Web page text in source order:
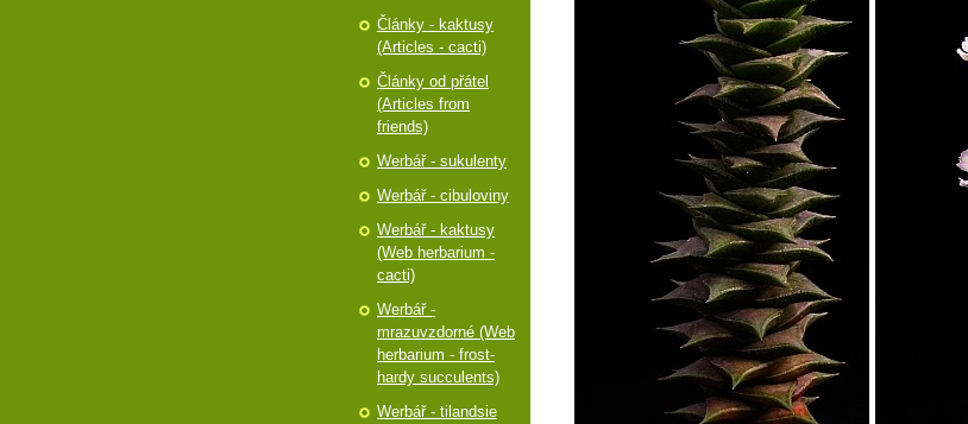
Články - kaktusy
(Articles - cacti)
Články od přátel
(Articles from
friends)
Werbář - sukulenty
Werbář - cibuloviny
Werbář - kaktusy
(Web herbarium -
cacti)
Werbář -
mrazuvzdorné (Web
herbarium - frost-
hardy succulents)
Werbář - tilandsie